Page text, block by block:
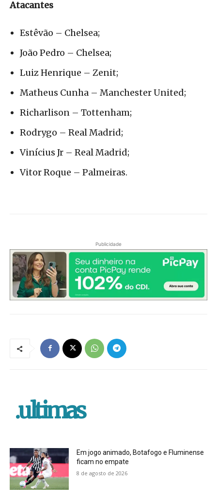
Atacantes
Estêvão – Chelsea;
João Pedro – Chelsea;
Luiz Henrique – Zenit;
Matheus Cunha – Manchester United;
Richarlison – Tottenham;
Rodrygo – Real Madrid;
Vinícius Jr – Real Madrid;
Vitor Roque – Palmeiras.
Publicidade
.ultimas
Em jogo animado, Botafogo e Fluminense
ficam no empate
8 de agosto de 2026